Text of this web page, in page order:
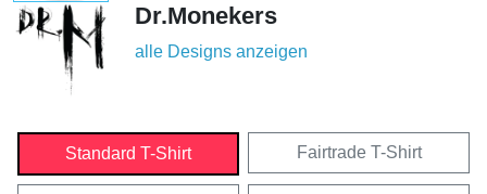
Dr.Monekers
alle Designs anzeigen
Standard T-Shirt Fairtrade T-Shirt